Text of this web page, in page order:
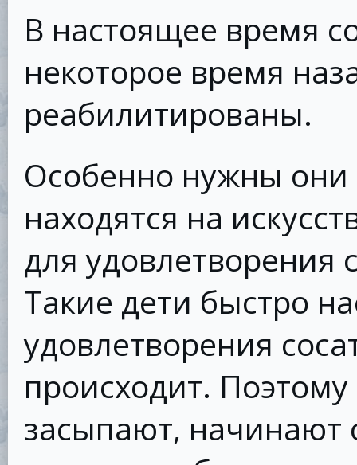
В настоящее время
некоторое время
реабилитированы.
Особенно нужны они
находятся на
для удовлетворения
Такие дети быстро
удовлетворения
происходит.
засыпают, начинают